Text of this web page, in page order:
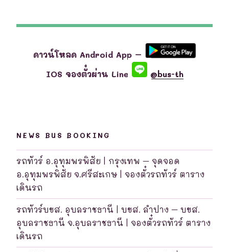
ดาวน์โหลด Android App –
IOS จองตั๋วผ่าน Line
@bus-th
NEWS BUS BOOKING
รถทัวร์ อ.อุทุมพรพิสัย | กรุงเทพ – จุดจอด
อ.อุทุมพรพิสัย จ.ศรีสะเกษ | จองตั๋วรถทัวร์ ตาราง
เดินรถ
รถทัวร์บขส. อุบลราชธานี | บขส. ลำปาง – บขส.
อุบลราชธานี จ.อุบลราชธานี | จองตั๋วรถทัวร์ ตาราง
เดินรถ